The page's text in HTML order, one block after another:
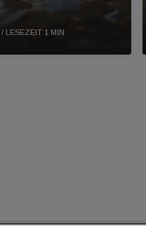
/ LESEZEIT 1 MIN